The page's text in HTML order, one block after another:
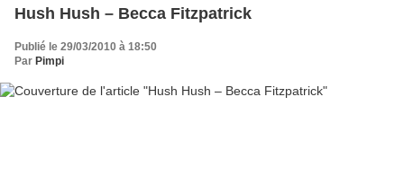
Hush Hush – Becca Fitzpatrick
Publié le 29/03/2010 à 18:50
Par Pimpi